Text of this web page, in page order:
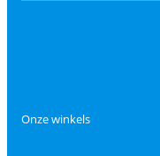
Onze winkels